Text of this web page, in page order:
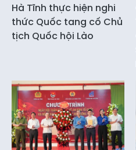
Hà Tĩnh thực hiện nghi
thức Quốc tang cố Chủ
tịch Quốc hội Lào